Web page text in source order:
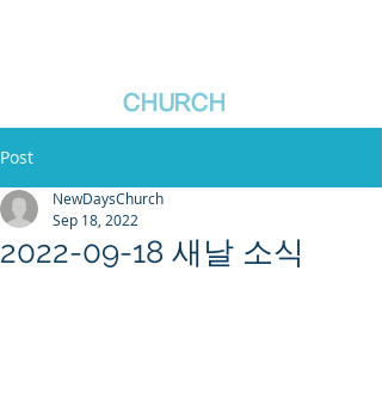
CHURCH
Post
2022-09-18 새날 소식
NewDaysChurch
Sep 18, 2022